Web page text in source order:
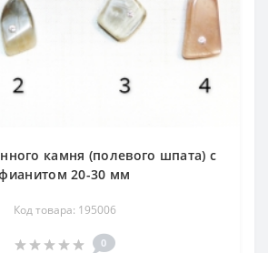
камня (полевого шпата) с
20-30 мм
Код товара: 195006
0